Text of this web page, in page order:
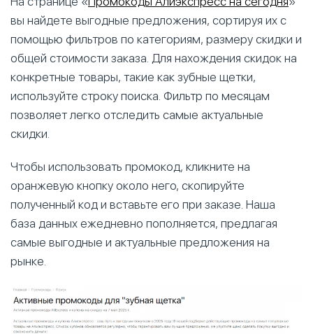
вы найдете выгодные предложения, сортируя их с
помощью фильтров по категориям, размеру скидки и
общей стоимости заказа. Для нахождения скидок на
конкретные товары, такие как зубные щетки,
используйте строку поиска. Фильтр по месяцам
позволяет легко отследить самые актуальные
скидки.
Чтобы использовать промокод, кликните на
оранжевую кнопку около него, скопируйте
полученный код и вставьте его при заказе. Наша
база данных ежедневно пополняется, предлагая
самые выгодные и актуальные предложения на
рынке.